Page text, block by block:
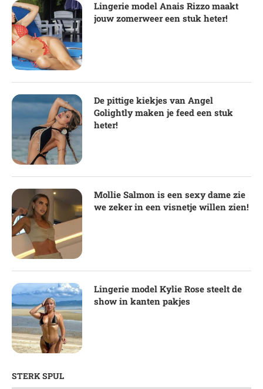
Lingerie model Anais Rizzo maakt
jouw zomerweer een stuk heter!
De pittige kiekjes van Angel
Golightly maken je feed een stuk
heter!
Mollie Salmon is een sexy dame zie
we zeker in een visnetje willen zien!
Lingerie model Kylie Rose steelt de
show in kanten pakjes
STERK SPUL